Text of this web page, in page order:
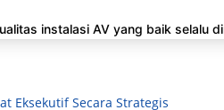
instalasi AV yang baik selalu